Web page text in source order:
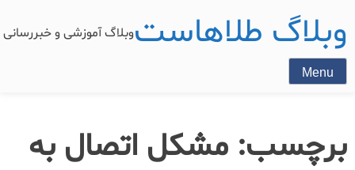
وبلاگ طلاهاستوبلاگ آموزشی و
Menu
برچسب: مشکل اتصال به